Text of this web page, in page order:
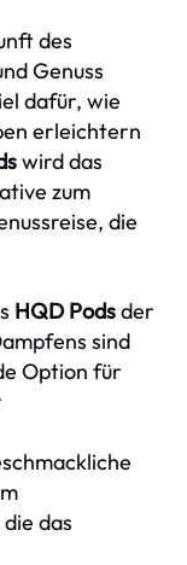
des
Genuss
dafür, wie
erleichtern
wird das
zum
die
HQD Podsder
sind
Option für
das